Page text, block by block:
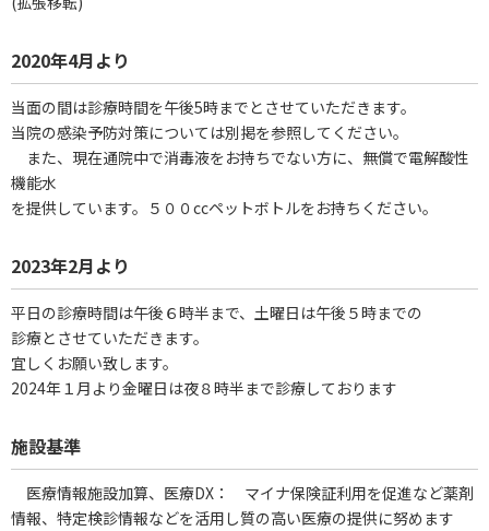
2020年4月より
当面の間は診療時間を午後5時までとさせていただきます。
当院の感染予防対策については別掲を参照してください。
また、現在通院中で消毒液をお持ちでない方に、無償で電解酸性
機能水
を提供しています。５００ccペットボトルをお持ちください。
2023年2月より
平日の診療時間は午後６時半まで、土曜日は午後５時までの
診療とさせていただきます。
宜しくお願い致します。
2024年１月より金曜日は夜８時半まで診療しております
施設基準
医療情報施設加算、医療DX： マイナ保険証利用を促進など薬剤
情報、特定検診情報などを活用し質の高い医療の提供に努めます